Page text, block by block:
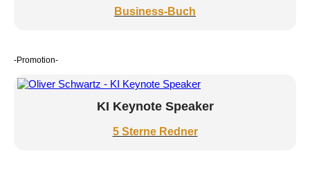
Business-Buch
-Promotion-
KI Keynote Speaker
5 Sterne Redner